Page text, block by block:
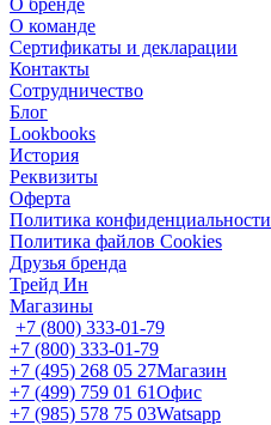
О бренде
О команде
Сертификаты и декларации
Контакты
Сотрудничество
Блог
Lookbooks
История
Реквизиты
Оферта
Политика конфиденциальности
Политика файлов Cookies
Друзья бренда
Трейд Ин
Магазины
+7 (800) 333-01-79
+7 (800) 333-01-79
+7 (495) 268 05 27Магазин
+7 (499) 759 01 61Офис
+7 (985) 578 75 03Watsapp